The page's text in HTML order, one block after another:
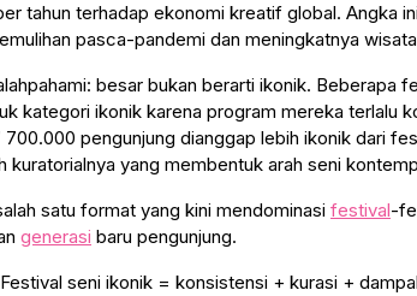
tahun terhadap ekonomi kreatif global. Angka
pasca-pandemi dan meningkatnya
besar bukan berarti ikonik. Beberapa
kategori ikonik karena program mereka terlalu
700.000 pengunjung dianggap lebih ikonik dari
kuratorialnya yang membentuk arah seni
satu format yang kini mendominasi festival-
generasi baru pengunjung.
Festival seni ikonik = konsistensi + kurasi +